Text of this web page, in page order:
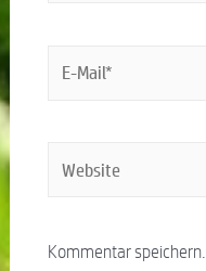
Kommentar speichern.